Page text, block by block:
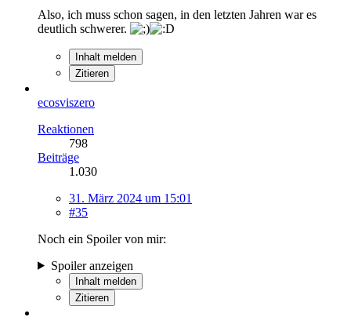
Also, ich muss schon sagen, in den letzten Jahren war es
deutlich schwerer.
Inhalt melden
Zitieren
ecosviszero
Reaktionen
798
Beiträge
1.030
31. März 2024 um 15:01
#35
Noch ein Spoiler von mir:
Spoiler anzeigen
Inhalt melden
Zitieren